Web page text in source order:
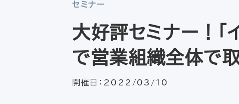
セミナー
大好評セミナー！「
で営業組織全体で取
開催日： 2022/03/10